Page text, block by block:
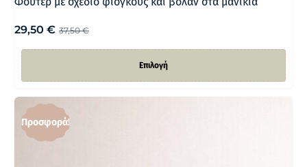
37,50€
29,50 €
Επιλογή
Προσφορά!